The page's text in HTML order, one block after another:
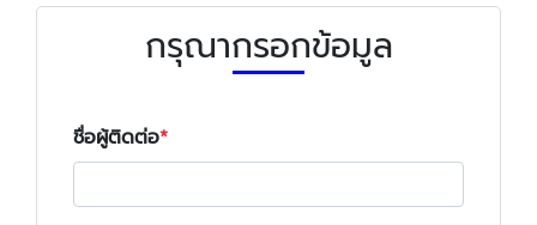
กรุณากรอกข้อมูล
ชื่อผู้ติดต่อ